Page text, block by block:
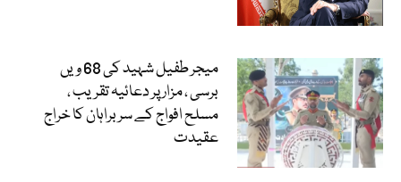
میجر طفیل شہید کی 68 ویں
برسی ، مزار پر دعائیہ تقریب ،
مسلح افواج کے سربراہان کا خراج
عقیدت